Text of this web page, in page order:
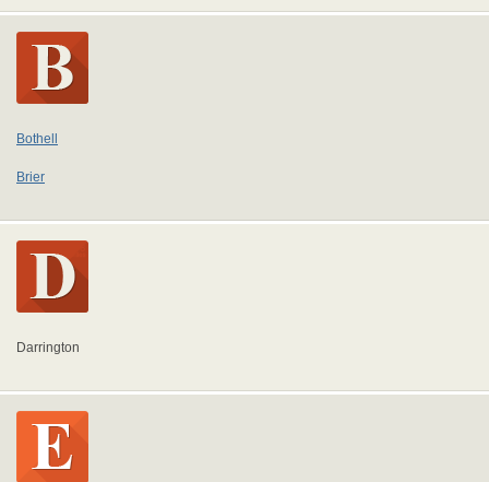
Bothell
Brier
Darrington